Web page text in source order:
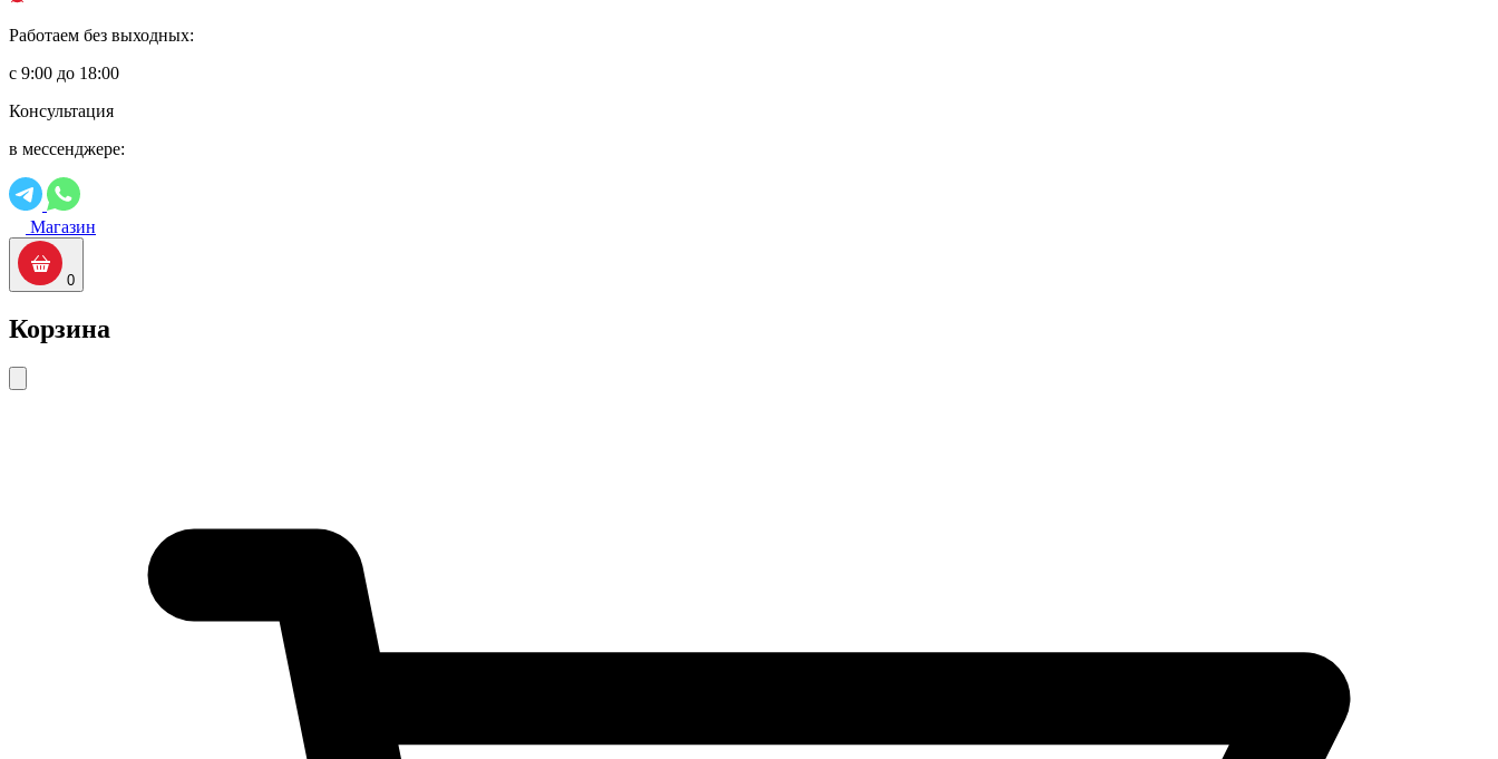
Работаем без выходных:
с 9:00 до 18:00
Консультация
в мессенджере:
Магазин
0
Корзина